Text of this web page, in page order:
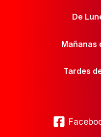
De
Mañanas
Tardes